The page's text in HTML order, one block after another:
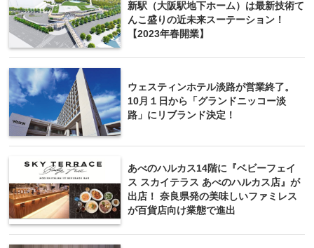
新駅（大阪駅地下ホーム）は最新技術て
んこ盛りの近未来スーテーション！
【2023年春開業】
ウェスティンホテル淡路が営業終了。
10月１日から「グランドニッコー淡
路」にリブランド決定！
あべのハルカス14階に『ベビーフェイ
ス スカイテラス あべのハルカス店』が
出店！ 奈良県発の美味しいファミレス
が百貨店向け業態で進出